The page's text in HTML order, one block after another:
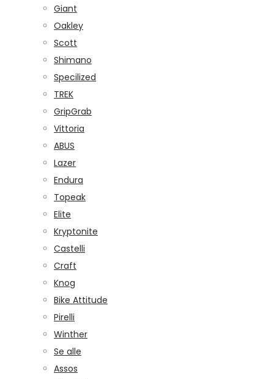
Giant
Oakley
Scott
Shimano
Specilized
TREK
GripGrab
Vittoria
ABUS
Lazer
Endura
Topeak
Elite
Kryptonite
Castelli
Craft
Knog
Bike Attitude
Pirelli
Winther
Se alle
Assos